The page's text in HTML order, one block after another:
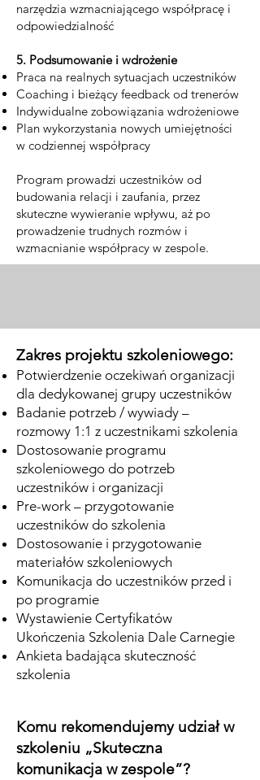
narzędzia wzmacniającego współpracę i
odpowiedzialność
5. Podsumowanie i wdrożenie
Praca na realnych sytuacjach uczestników
Coaching i bieżący feedback od trenerów
Indywidualne zobowiązania wdrożeniowe
Plan wykorzystania nowych umiejętności
w codziennej współpracy
Program prowadzi uczestników od
budowania relacji i zaufania, przez
skuteczne wywieranie wpływu, aż po
prowadzenie trudnych rozmów i
wzmacnianie współpracy w zespole.
Zakres projektu szkoleniowego:
Potwierdzenie oczekiwań organizacji
dla dedykowanej grupy uczestników
Badanie potrzeb / wywiady –
rozmowy 1:1 z uczestnikami szkolenia
Dostosowanie programu
szkoleniowego do potrzeb
uczestników i organizacji
Pre-work – przygotowanie
uczestników do szkolenia
Dostosowanie i przygotowanie
materiałów szkoleniowych
Komunikacja do uczestników przed i
po programie
Wystawienie Certyfikatów
Ukończenia Szkolenia Dale Carnegie
Ankieta badająca skuteczność
szkolenia
Komu rekomendujemy udział w
szkoleniu „Skuteczna
komunikacja w zespole”?